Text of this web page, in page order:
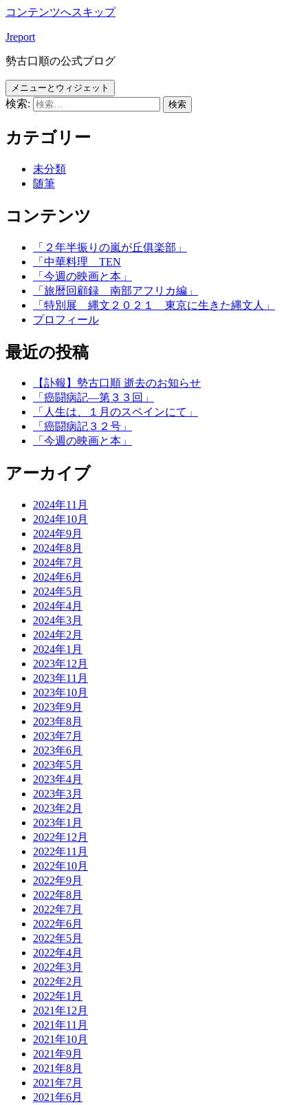
コンテンツへスキップ
Jreport
勢古口順の公式ブログ
メニューとウィジェット
検索:
カテゴリー
未分類
随筆
コンテンツ
「２年半振りの嵐が丘俱楽部」
「中華料理 TEN
「今週の映画と本」
「旅暦回顧録 南部アフリカ編」
「特別展 縄文２０２１ 東京に生きた縄文人」
プロフィール
最近の投稿
【訃報】勢古口順 逝去のお知らせ
「癌闘病記―第３３回」
「人生は、１月のスペインにて」
「癌闘病記３２号」
「今週の映画と本」
アーカイブ
2024年11月
2024年10月
2024年9月
2024年8月
2024年7月
2024年6月
2024年5月
2024年4月
2024年3月
2024年2月
2024年1月
2023年12月
2023年11月
2023年10月
2023年9月
2023年8月
2023年7月
2023年6月
2023年5月
2023年4月
2023年3月
2023年2月
2023年1月
2022年12月
2022年11月
2022年10月
2022年9月
2022年8月
2022年7月
2022年6月
2022年5月
2022年4月
2022年3月
2022年2月
2022年1月
2021年12月
2021年11月
2021年10月
2021年9月
2021年8月
2021年7月
2021年6月